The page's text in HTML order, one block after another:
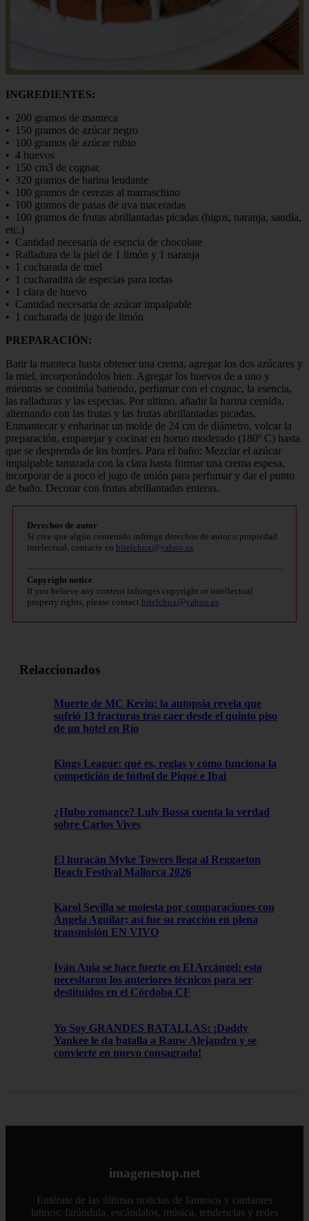
INGREDIENTES:
• 200 gramos de manteca
• 150 gramos de azúcar negro
• 100 gramos de azúcar rubio
• 4 huevos
• 150 cm3 de cognac
• 320 gramos de harina leudante
• 100 gramos de cerezas al marraschino
• 100 gramos de pasas de uva maceradas
• 100 gramos de frutas abrillantadas picadas (higos, naranja, sandía,
etc.)
• Cantidad necesaria de esencia de chocolate
• Ralladura de la piel de 1 limón y 1 naranja
• 1 cucharada de miel
• 1 cucharadita de especias para tortas
• 1 clara de huevo
• Cantidad necesaria de azúcar impalpable
• 1 cucharada de jugo de limón
PREPARACIÓN:
Batir la manteca hasta obtener una crema, agregar los dos azúcares y
la miel, incorporándolos bien. Agregar los huevos de a uno y
mientras se continúa batiendo, perfumar con el cognac, la esencia,
las ralladuras y las especias. Por ultimo, añadir la harina cernida,
alternando con las frutas y las frutas abrillantadas picadas.
Enmantecar y enharinar un molde de 24 cm de diámetro, volcar la
preparación, emparejar y cocinar en horno moderado (180º C) hasta
que se desprenda de los bordes. Para el baño: Mezclar el azúcar
impalpable tamizada con la clara hasta formar una crema espesa,
incorporar de a poco el jugo de unión para perfumar y dar el punto
de baño. Decorar con frutas abrillantadas enteras.
Derechos de autor
Si cree que algún contenido infringe derechos de autor o propiedad
intelectual, contacte en bitelchux@yahoo.es
Copyright notice
If you believe any content infringes copyright or intellectual
property rights, please contact bitelchux@yahoo.es
Relaccionados
Muerte de MC Kevin: la autopsia revela que
sufrió 13 fracturas tras caer desde el quinto piso
de un hotel en Río
Kings League: qué es, reglas y cómo funciona la
competición de fútbol de Piqué e Ibai
¿Hubo romance? Luly Bossa cuenta la verdad
sobre Carlos Vives
El huracán Myke Towers llega al Reggaeton
Beach Festival Mallorca 2026
Karol Sevilla se molesta por comparaciones con
Ángela Aguilar; así fue su reacción en plena
transmisión EN VIVO
Iván Ania se hace fuerte en El Arcángel: esto
necesitaron los anteriores técnicos para ser
destituidos en el Córdoba CF
Yo Soy GRANDES BATALLAS: ¡Daddy
Yankee le da batalla a Rauw Alejandro y se
convierte en nuevo consagrado!
imagenestop.net
Entérate de las últimas noticias de famosos y cantantes
latinos: farándula, escándalos, música, tendencias y redes